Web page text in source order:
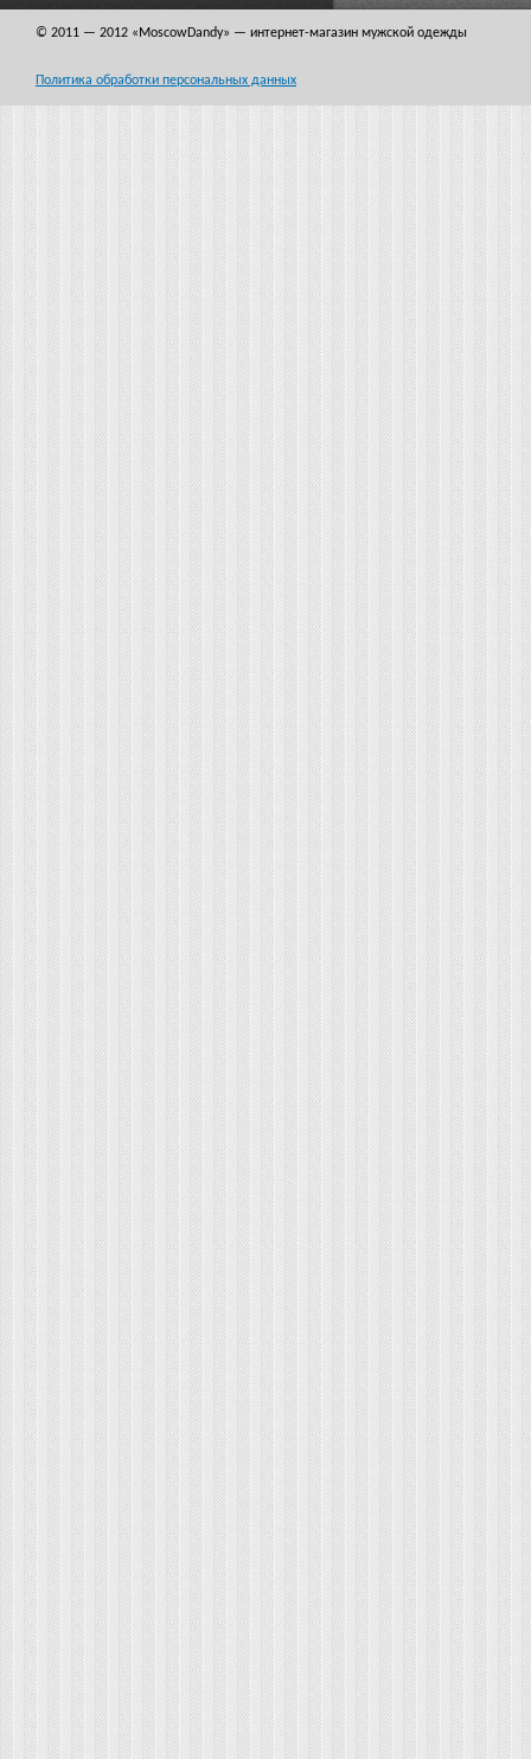
© 2011 — 2012 «MoscowDandy» — интернет-магазин мужской одежды
Политика обработки персональных данных